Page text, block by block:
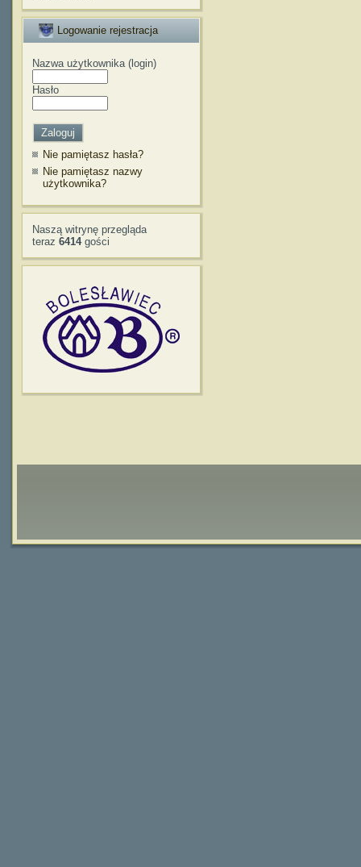
Logowanie rejestracja
Nazwa użytkownika (login)
Hasło
Nie pamiętasz hasła?
Nie pamiętasz nazwy
użytkownika?
Naszą witrynę przegląda
teraz 6414gości